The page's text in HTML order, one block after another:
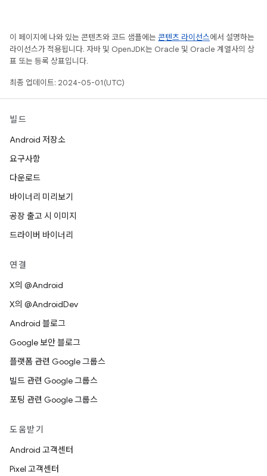
이 페이지에 나와 있는 콘텐츠와 코드 샘플에는 콘텐츠 라이선스에서 설명하는
라이선스가 적용됩니다. 자바 및 OpenJDK는 Oracle 및 Oracle 계열사의 상
표 또는 등록 상표입니다.
최종 업데이트: 2024-05-01(UTC)
빌드
Android 저장소
요구사항
다운로드
바이너리 미리보기
공장 출고 시 이미지
드라이버 바이너리
연결
X의 @Android
X의 @AndroidDev
Android 블로그
Google 보안 블로그
플랫폼 관련 Google 그룹스
빌드 관련 Google 그룹스
포팅 관련 Google 그룹스
도움받기
Android 고객센터
Pixel 고객센터